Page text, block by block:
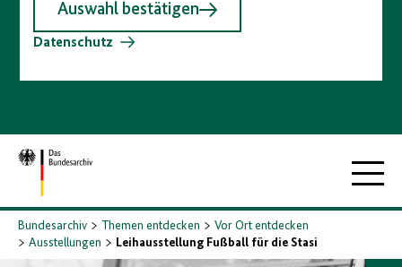
Auswahl bestätigen
Datenschutz
Zur
Startseite
Bundesarchiv Themen entdecken
Vor Ort entdecken
Ausstellungen
Leihausstellung Fußball für die Stasi